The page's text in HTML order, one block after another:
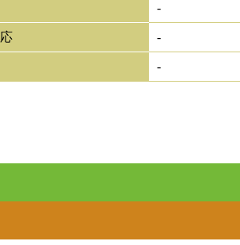
-
-
-